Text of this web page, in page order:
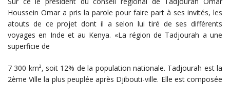
Houssein Omar a pris la parole pour faire part à ses invités, les
atouts de ce projet dont il a selon lui tiré de ses différents
voyages en Inde et au Kenya. «La région de Tadjourah a une
superficie de
7 300 km², soit 12% de la population nationale. Tadjourah est la
2ème Ville la plus peuplée après Djibouti-ville. Elle est composée